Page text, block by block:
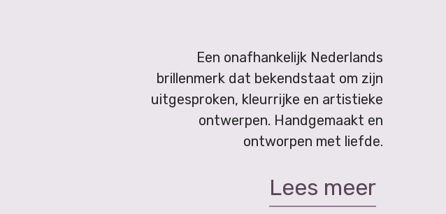
Een onafhankelijk Nederlands
brillenmerk dat bekendstaat om zijn
uitgesproken, kleurrijke en artistieke
ontwerpen. Handgemaakt en
ontworpen met liefde.
Lees meer